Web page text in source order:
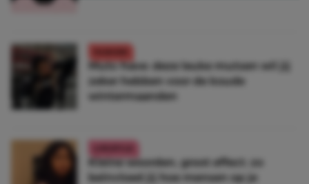
Muts-have: deze leuke mutsen wil jij
zeker hebben voor de koude
wintermaanden
Kleine woorden, groot effect: zo
beïnvloed jij hoe mensen op je